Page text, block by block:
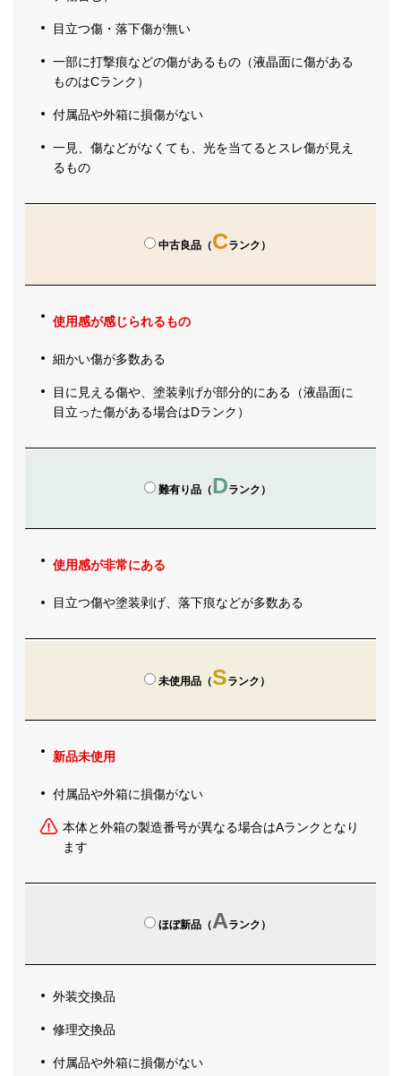
目立つ傷・落下傷が無い
一部に打撃痕などの傷があるもの（液晶面に傷がある
ものはCランク）
付属品や外箱に損傷がない
一見、傷などがなくても、光を当てるとスレ傷が見え
るもの
中古良品（Cランク）
使用感が感じられるもの
細かい傷が多数ある
目に見える傷や、塗装剥げが部分的にある（液晶面に
目立った傷がある場合はDランク）
難有り品（Dランク）
使用感が非常にある
目立つ傷や塗装剥げ、落下痕などが多数ある
未使用品（Sランク）
新品未使用
付属品や外箱に損傷がない
本体と外箱の製造番号が異なる場合はAランクとなり
ます
ほぼ新品（Aランク）
外装交換品
修理交換品
付属品や外箱に損傷がない